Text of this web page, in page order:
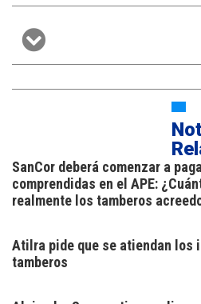
SanCor deberá comenzar a
comprendidas en el APE:
realmente los tamberos
Atilra pide que se atiendan los
tamberos